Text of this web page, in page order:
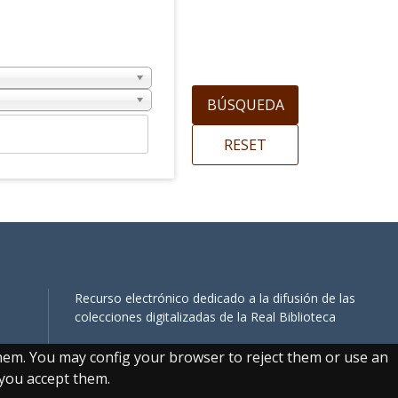
You may config your browser to reject them or use an
accept them.
Recurso electrónico dedicado a la difusión de las
colecciones digitalizadas de la Real Biblioteca